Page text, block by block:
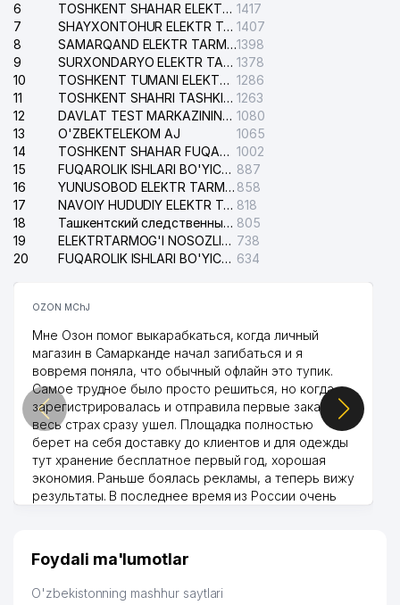
DI SPORT YAKKA TARTIBDAGI
TADBIRKOR
TOSHKENT GULLARI XUSUSIY
KORXONASI
HONGONG HUAYUAN INVESTMENT
LIMITED VAKOLATXONA
INTERLINK MChJ
SAN FOOD GROUP MChJ
SHARIFAHONAYA XUSUSIY
KORXONASI
44
O'ZBEKISTON RESPUBLIKASI
SPORTNI RIVOJLANTIRISH
VAZIRLIGI
234 м
45 SOFTINTEGRO MChJ 235 м
46 MOORE CA 235 м
47
MIRZAMETOV B.S. XUSUSIY
236 м
6
TOSHKENT SHAHAR ELEKTR TARMOQLARI KORXONASI AJ 1417
7
SHAYXONTOHUR ELEKTR TARMOG'I NOSOZLIKLARINI TUZATISH XIZMATI 1407
8
SAMARQAND ELEKTR TARMOQLARI AJ1398
9
SURXONDARYO ELEKTR TARMOQLARI AJ 1378
10
TOSHKENT TUMANI ELEKTR TARMOG'I AVARIYA XIZMATI 1286
11
TOSHKENT SHAHRI TASHKILOT TELEFONLARI HAQIDA MA'LUMOT BYUROSI 1263
12
DAVLAT TEST MARKAZINING ISHONCH TELEFONLARI 1080
13
O'ZBEKTELEKOM AJ
1065
14
TOSHKENT SHAHAR FUQAROLIK ISHLARI BO'YICHA SUDI 1002
15
FUQAROLIK ISHLARI BO'YICHA YAKKASAROY TUMANLARARO SUDI 887
16
YUNUSOBOD ELEKTR TARMOG'I NOSOZLIKLARI XIZMATI 858
17
NAVOIY HUDUDIY ELEKTR TARMOQLARI KORXONASI AJ 818
18
Ташкентский следственный изолятор 805
19
ELEKTRTARMOG'I NOSOZLIKLARINI TO'ZATISH SERGELI XIZMATI 738
20
FUQAROLIK ISHLARI BO'YICHA UCH-TEPA TUMANI SUDI 634
OZON MChJ
Мне Озон помог выкарабкаться, когда личный
магазин в Самарканде начал загибаться и я
вовремя поняла, что обычный офлайн это тупик.
Самое трудное было просто решиться, но когда
зарегистрировалась и отправила первые заказы,
весь страх сразу ушел. Площадка полностью
берет на себя доставку до клиентов и для одежды
тут хранение бесплатное первый год, хорошая
экономия. Раньше боялась рекламы, а теперь вижу
результаты. В последнее время из России очень
дальше развиваюсь потихоньку😊
Hamida 03.08.2026 12:45:39
Foydali ma'lumotlar
O'zbekistonning mashhur saytlari